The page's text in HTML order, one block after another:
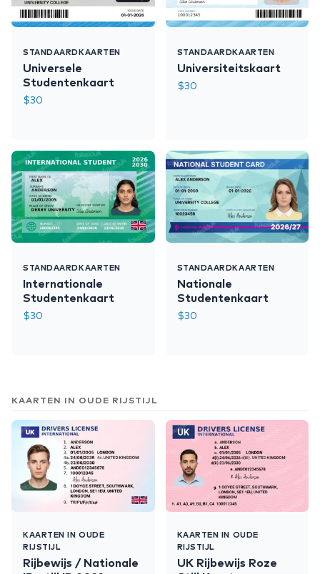
STANDAARDKAARTEN
Universele
Studentenkaart
$30
STANDAARDKAARTEN
Internationale
Studentenkaart
$30
STANDAARDKAARTEN
Universiteitskaart
$30
STANDAARDKAARTEN
Nationale
Studentenkaart
$30
KAARTEN IN OUDE RIJSTIJL
KAARTEN IN OUDE
RIJSTIJL
Rijbewijs / Nationale
KAARTEN IN OUDE
RIJSTIJL
UK Rijbewijs Roze